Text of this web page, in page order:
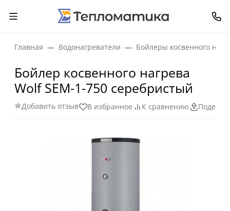
Главная Водонагреватели Бойлеры косвенного
Бойлер косвенного нагрева
Wolf SEM-1-750 серебристый
Добавить отзыв В избранное К сравнению